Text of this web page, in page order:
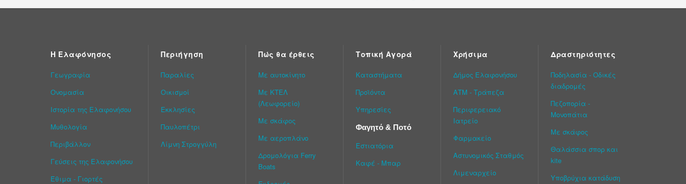
Η Ελαφόνησος
Γεωγραφία
Ονομασία
Ιστορία της Ελαφονήσου
Μυθολογία
Περιβάλλον
Γεύσεις της Ελαφονήσου
Έθιμα - Γιορτές
Περιήγηση
Παραλίες
Οικισμοί
Εκκλησίες
Παυλοπέτρι
Λίμνη Στρογγύλη
Πώς θα έρθεις
Με αυτοκίνητο
Με ΚΤΕΛ
(Λεωφορείο)
Με σκάφος
Με αεροπλάνο
Δρομολόγια Ferry
Boats
Τοπική Αγορά
Καταστήματα
Προϊόντα
Υπηρεσίες
Φαγητό & Ποτό
Εστιατόρια
Καφέ - Μπαρ
Χρήσιμα
Δήμος Ελαφονήσου
ΑΤΜ - Τράπεζα
Περιφερειακό
Ιατρείο
Φαρμακείο
Αστυνομικός Σταθμός
Λιμεναρχείο
Δραστηριότητες
Ποδηλασία - Οδικές
διαδρομές
Πεζοπορία -
Μονοπάτια
Με σκάφος
Θαλάσσια σπορ και
kite
Υποβρύχια κατάδυση